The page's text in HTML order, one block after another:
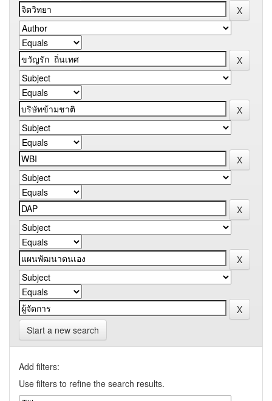
Start a new search
Add filters:
Use filters to refine the search results.